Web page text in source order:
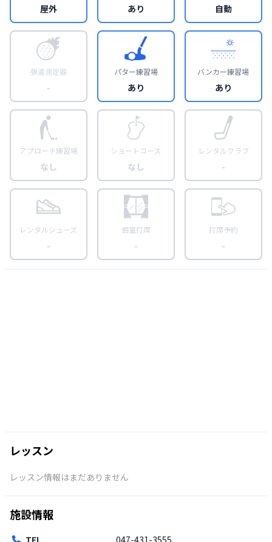
屋外 あり 自動
弾道測定器
-
パター練習場
あり
バンカー練習場
あり
アプローチ練習場
なし
ショートコース
なし
レンタルクラブ
-
レンタルシューズ
-
個室打席
-
打席予約
-
レッスン
レッスン情報はまだありません
施設情報
TEL 047-431-3555